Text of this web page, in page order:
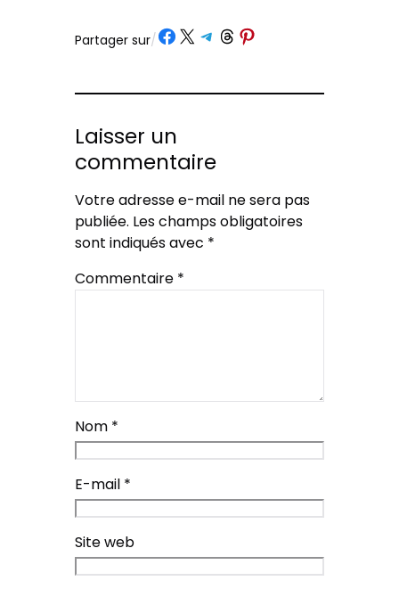
Partager sur/ Partager sur Facebook
Partager sur X Partager sur Telegram
Partager sur Threads
Partager sur Pinterest
Laisser un
commentaire
Votre adresse e-mail ne sera pas
publiée. Les champs obligatoires
sont indiqués avec *
Commentaire *
Nom *
E-mail *
Site web